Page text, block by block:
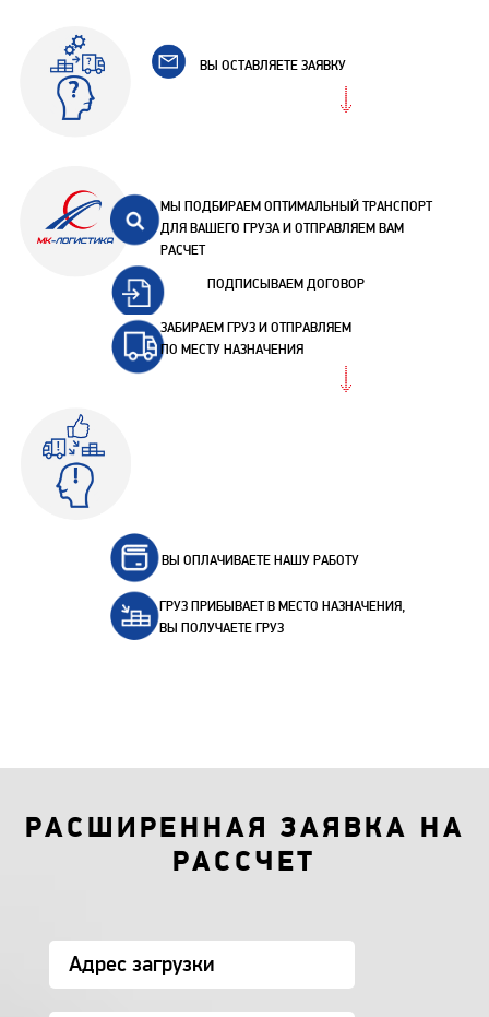
ВЫ ОСТАВЛЯЕТЕ ЗАЯВКУ
МЫ ПОДБИРАЕМ ОПТИМАЛЬНЫЙ ТРАНСПОРТ
ДЛЯ ВАШЕГО ГРУЗА И ОТПРАВЛЯЕМ ВАМ
РАСЧЕТ
ПОДПИСЫВАЕМ ДОГОВОР
ЗАБИРАЕМ ГРУЗ И ОТПРАВЛЯЕМ
ПО МЕСТУ НАЗНАЧЕНИЯ
ВЫ ОПЛАЧИВАЕТЕ НАШУ РАБОТУ
ГРУЗ ПРИБЫВАЕТ В МЕСТО НАЗНАЧЕНИЯ,
ВЫ ПОЛУЧАЕТЕ ГРУЗ
РАСШИРЕННАЯ ЗАЯВКА НА
РАССЧЕТ